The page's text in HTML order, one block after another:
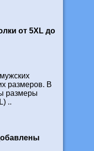
от 5XL до
размеров. В
размеры
..